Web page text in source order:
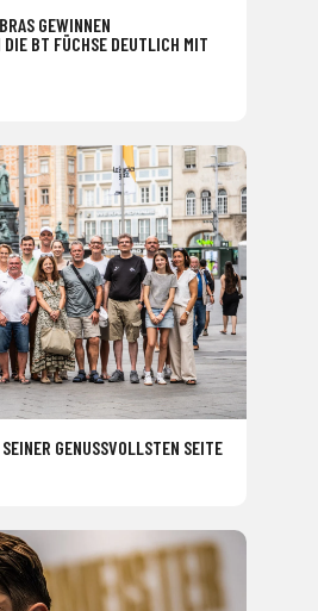
GEWINNEN
DIE BT FÜCHSE DEUTLICH MIT
GENUSSVOLLSTEN SEITE